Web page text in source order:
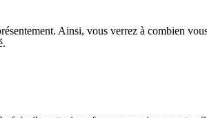
Ainsi, vous verrez à combien